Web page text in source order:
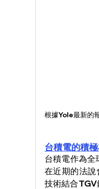
根據Yole最新的
台積電的積
台積電作為全
在近期的法
技術結合TGV